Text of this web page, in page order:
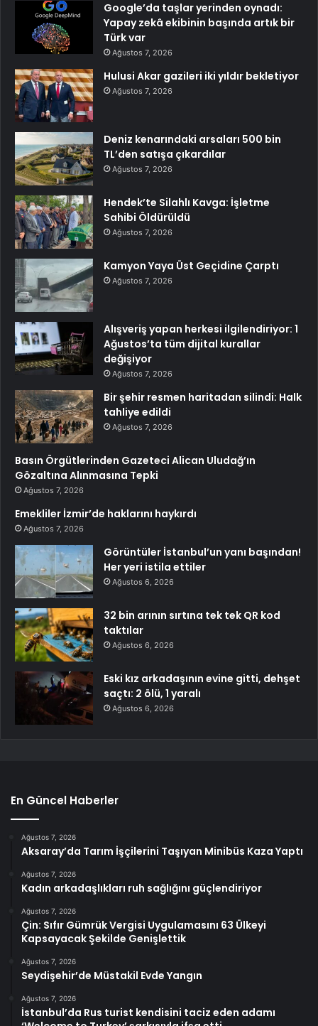
Google’da taşlar yerinden oynadı:
Yapay zekâ ekibinin başında artık bir
Türk var
Ağustos 7, 2026
Hulusi Akar gazileri iki yıldır bekletiyor
Ağustos 7, 2026
Deniz kenarındaki arsaları 500 bin
TL’den satışa çıkardılar
Ağustos 7, 2026
Hendek’te Silahlı Kavga: İşletme
Sahibi Öldürüldü
Ağustos 7, 2026
Kamyon Yaya Üst Geçidine Çarptı
Ağustos 7, 2026
Alışveriş yapan herkesi ilgilendiriyor: 1
Ağustos’ta tüm dijital kurallar
değişiyor
Ağustos 7, 2026
Bir şehir resmen haritadan silindi: Halk
tahliye edildi
Ağustos 7, 2026
Basın Örgütlerinden Gazeteci Alican Uludağ’ın
Gözaltına Alınmasına Tepki
Ağustos 7, 2026
Emekliler İzmir’de haklarını haykırdı
Ağustos 7, 2026
Görüntüler İstanbul’un yanı başından!
Her yeri istila ettiler
Ağustos 6, 2026
32 bin arının sırtına tek tek QR kod
taktılar
Ağustos 6, 2026
Eski kız arkadaşının evine gitti, dehşet
saçtı: 2 ölü, 1 yaralı
Ağustos 6, 2026
En Güncel Haberler
Ağustos 7, 2026
Aksaray’da Tarım İşçilerini Taşıyan Minibüs Kaza Yaptı
Ağustos 7, 2026
Kadın arkadaşlıkları ruh sağlığını güçlendiriyor
Ağustos 7, 2026
Çin: Sıfır Gümrük Vergisi Uygulamasını 63 Ülkeyi
Kapsayacak Şekilde Genişlettik
Ağustos 7, 2026
Seydişehir’de Müstakil Evde Yangın
Ağustos 7, 2026
İstanbul’da Rus turist kendisini taciz eden adamı